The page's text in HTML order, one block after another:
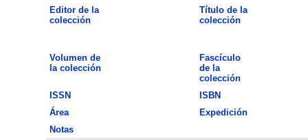
Editor de la
colección
Título de la
colección
Volumen de
la colección
Fascículo
de la
colección
ISSN
ISBN
Área
Expedición
Notas